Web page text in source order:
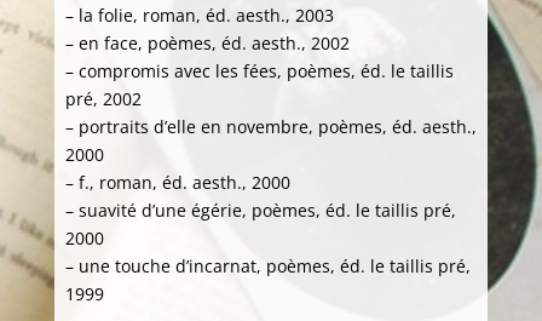
– la folie, roman, éd. aesth., 2003
– en face, poèmes, éd. aesth., 2002
– compromis avec les fées, poèmes, éd. le taillis
pré, 2002
– portraits d’elle en novembre, poèmes, éd. aesth.,
2000
– f., roman, éd. aesth., 2000
– suavité d’une égérie, poèmes, éd. le taillis pré,
2000
– une touche d’incarnat, poèmes, éd. le taillis pré,
1999